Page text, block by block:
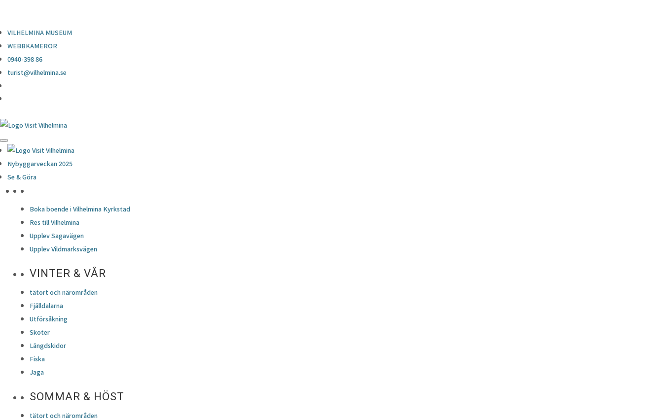
VILHELMINA MUSEUM
WEBBKAMEROR
0940-398 86
turist@vilhelmina.se
Nybyggarveckan 2025
Se & Göra
Boka boende i Vilhelmina Kyrkstad
Res till Vilhelmina
Upplev Sagavägen
Upplev Vildmarksvägen
VINTER & VÅR
tätort och närområden
Fjälldalarna
Utförsåkning
Skoter
Längdskidor
Fiska
Jaga
SOMMAR & HÖST
tätort och närområden